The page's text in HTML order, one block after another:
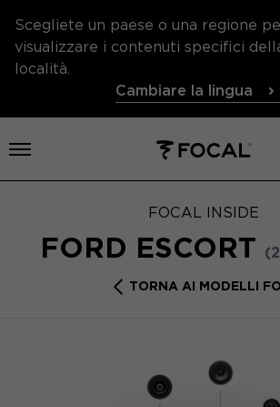
Scegliete un paese o una regione
visualizzare i contenuti specifici
località.
Cambiare la lingua
Aprire il menu
FOCAL INSIDE
FORD ESCORT
TORNA AI MODELLI